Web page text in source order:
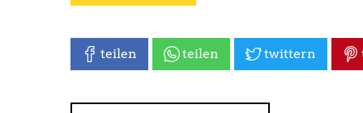
teilen teilen twittern